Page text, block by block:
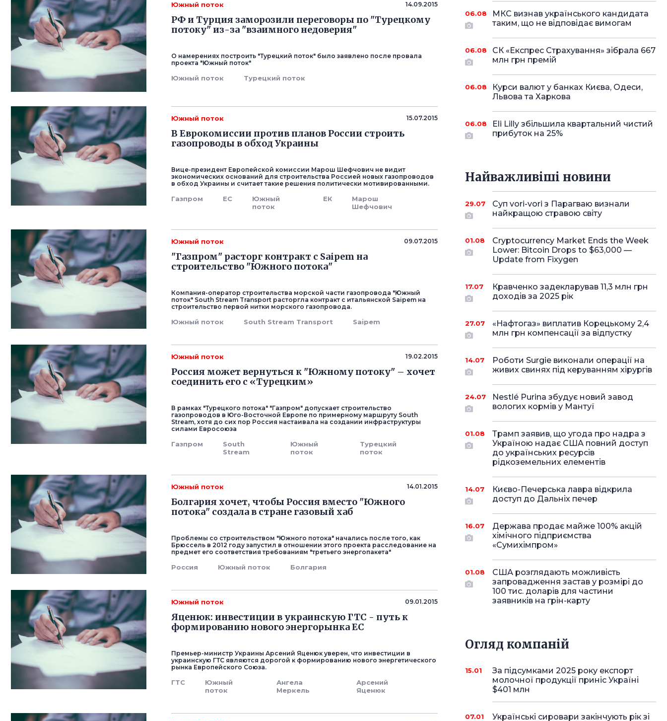
Южный поток 14.09.2015
РФ и Турция заморозили переговоры по "Турецкому
потоку" из-за "взаимного недоверия"
О намерениях построить "Турецкий поток" было заявлено после провала
проекта "Южный поток"
Южный поток Турецкий поток
Южный поток 15.07.2015
В Еврокомиссии против планов России строить
газопроводы в обход Украины
Вице-президент Европейской комиссии Марош Шефчович не видит
экономических оснований для строительства Россией новых газопроводов
в обход Украины и считает такие решения политически мотивированными.
Газпром ЕС
Южный
поток
ЕК
Марош
Шефчович
Южный поток 09.07.2015
"Газпром" расторг контракт с Saipem на
строительство "Южного потока"
Компания-оператор строительства морской части газопровода "Южный
поток" South Stream Transport расторгла контракт с итальянской Saipem на
строительство первой нитки морского газопровода.
Южный поток South Stream Transport Saipem
Южный поток 19.02.2015
Россия может вернуться к "Южному потоку" – хочет
соединить его с «Турецким»
В рамках "Турецкого потока" "Газпром" допускает строительство
газопроводов в Юго-Восточной Европе по примерному маршруту South
Stream, хотя до сих пор Россия настаивала на создании инфраструктуры
силами Евросоюза
Газпром
South
Stream
Южный
поток
Турецкий
поток
Южный поток 14.01.2015
Болгария хочет, чтобы Россия вместо "Южного
потока" создала в стране газовый хаб
Проблемы со строительством "Южного потока" начались после того, как
Брюссель в 2012 году запустил в отношении этого проекта расследование на
предмет его соответствия требованиям "третьего энергопакета"
Россия Южный поток Болгария
Южный поток 09.01.2015
Яценюк: инвестиции в украинскую ГТС - путь к
формированию нового энергорынка ЕС
Премьер-министр Украины Арсений Яценюк уверен, что инвестиции в
украинскую ГТС являются дорогой к формированию нового энергетического
рынка Европейского Союза.
ГТС
Южный
поток
Ангела
Меркель
Арсений
Яценюк
06.08
МКС визнав українського кандидата
таким, що не відповідає вимогам
06.08
СК «Експрес Страхування» зібрала 667
млн грн премій
06.08
Курси валют у банках Києва, Одеси,
Львова та Харкова
06.08
Eli Lilly збільшила квартальний чистий
прибуток на 25%
Найважливіші новини
29.07
Суп vori-vori з Парагваю визнали
найкращою стравою світу
01.08
Cryptocurrency Market Ends the Week
Lower: Bitcoin Drops to $63,000 —
Update from Fixygen
17.07
Кравченко задекларував 11,3 млн грн
доходів за 2025 рік
27.07
«Нафтогаз» виплатив Корецькому 2,4
млн грн компенсації за відпустку
14.07
Роботи Surgie виконали операції на
живих свинях під керуванням хірургів
24.07
Nestlé Purina збудує новий завод
вологих кормів у Мантуї
01.08
Трамп заявив, що угода про надра з
Україною надає США повний доступ
до українських ресурсів
рідкоземельних елементів
14.07
Києво-Печерська лавра відкрила
доступ до Дальніх печер
16.07
Держава продає майже 100% акцій
хімічного підприємства
«Сумихімпром»
01.08
США розглядають можливість
запровадження застав у розмірі до
100 тис. доларів для частини
заявників на грін-карту
Огляд компаній
15.01
За підсумками 2025 року експорт
молочної продукції приніс Україні
$401 млн
07.01
Українські сировари закінчують рік зі